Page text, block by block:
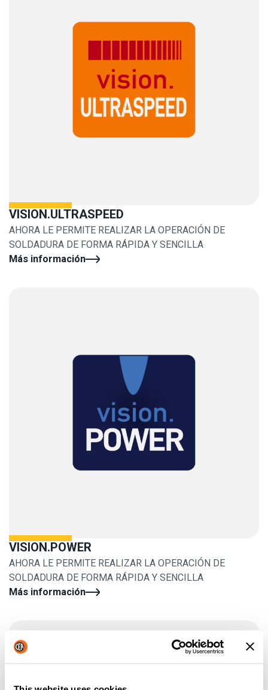
VISION.ULTRASPEED
AHORA LE PERMITE REALIZAR LA OPERACIÓN DE
SOLDADURA DE FORMA RÁPIDA Y SENCILLA
Más información
VISION.POWER
AHORA LE PERMITE REALIZAR LA OPERACIÓN DE
SOLDADURA DE FORMA RÁPIDA Y SENCILLA
Más información